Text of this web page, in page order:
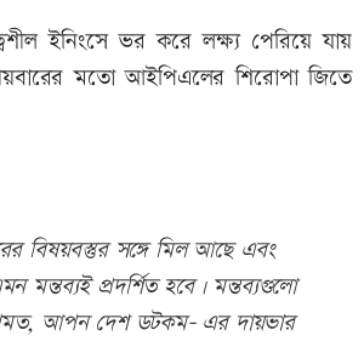
ইনিংসে ভর করে লক্ষ্য পেরিয়ে যায়
মতো আইপিএলের শিরোপা জিতে
বিষয়বস্তুর সঙ্গে মিল আছে এবং
মন্তব্যই প্রদর্শিত হবে। মন্তব্যগুলো
আপন দেশ ডটকম- এর দায়ভার